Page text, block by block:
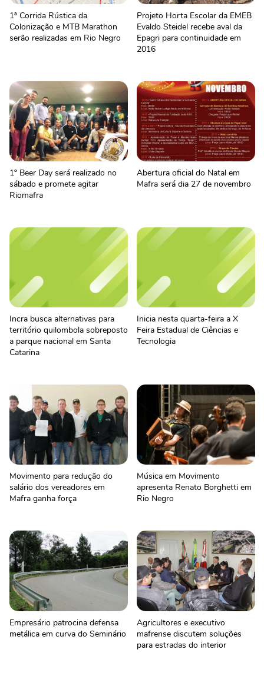
1ª Corrida Rústica da
Colonização e MTB Marathon
serão realizadas em Rio Negro
Projeto Horta Escolar da EMEB
Evaldo Steidel recebe aval da
Epagri para continuidade em
2016
1º Beer Day será realizado no
sábado e promete agitar
Riomafra
Abertura oficial do Natal em
Mafra será dia 27 de novembro
Incra busca alternativas para
território quilombola sobreposto
a parque nacional em Santa
Catarina
Inicia nesta quarta-feira a X
Feira Estadual de Ciências e
Tecnologia
Movimento para redução do
salário dos vereadores em
Mafra ganha força
Música em Movimento
apresenta Renato Borghetti em
Rio Negro
Empresário patrocina defensa
metálica em curva do Seminário
Agricultores e executivo
mafrense discutem soluções
para estradas do interior